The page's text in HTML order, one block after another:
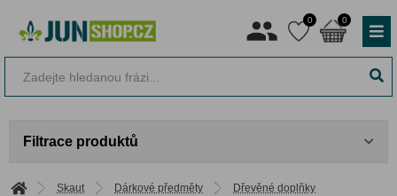
0 0
Filtrace produktů
Skaut Dárkové předměty Dřevěné doplňky